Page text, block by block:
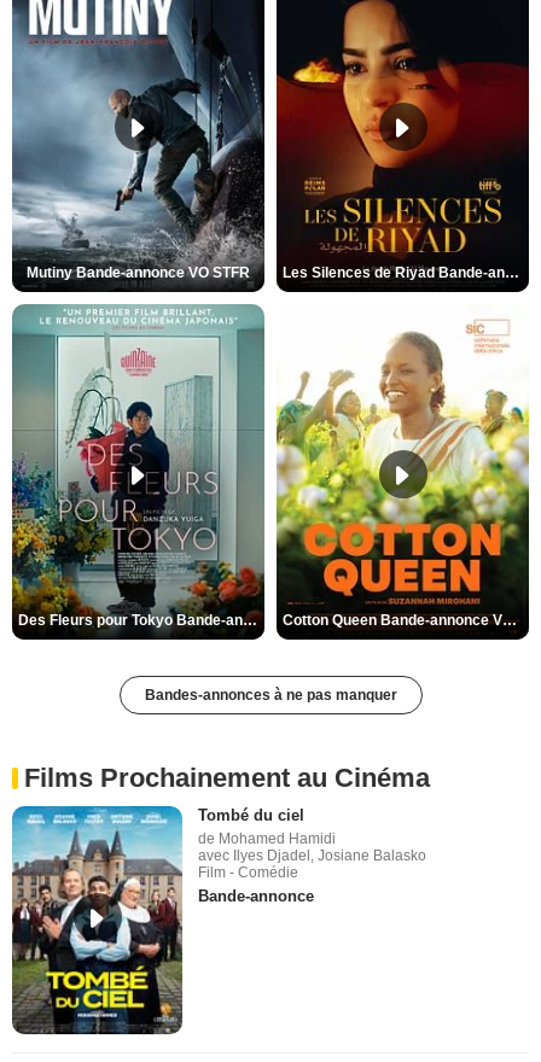
Mutiny Bande-annonce VO STFR Les Silences de Riyad Bande-annonce VO STFR
Des Fleurs pour Tokyo Bande-annonce VO STFR Cotton Queen Bande-annonce VO STFR
Bandes-annonces à ne pas manquer
Films Prochainement au Cinéma
Tombé du ciel
de Mohamed Hamidi
avec Ilyes Djadel, Josiane Balasko
Film - Comédie
Bande-annonce